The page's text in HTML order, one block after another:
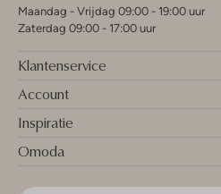
Maandag - Vrijdag 09:00 - 19:00 uur
Zaterdag 09:00 - 17:00 uur
Klantenservice
Account
Inspiratie
Omoda